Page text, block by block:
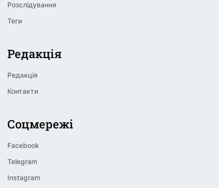
Розслідування
Теги
Редакція
Редакція
Контакти
Соцмережі
Facebook
Telegram
Instagram